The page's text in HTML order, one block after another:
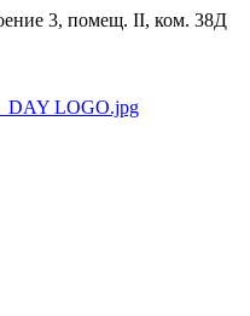
3, помещ. II, ком. 38Д